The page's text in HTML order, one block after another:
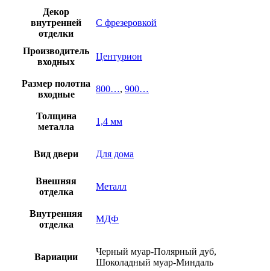
Декор
внутренней
отделки
С фрезеровкой
Производитель
входных
Центурион
Размер полотна
входные
800…, 900…
Толщина
металла
1,4 мм
Вид двери Для дома
Внешняя
отделка
Металл
Внутренняя
отделка
МДФ
Вариации
Черный муар-Полярный дуб,
Шоколадный муар-Миндаль